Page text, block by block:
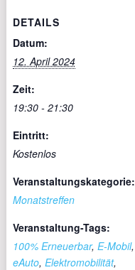
DETAILS
Datum:
12. April 2024
Zeit:
19:30 - 21:30
Eintritt:
Kostenlos
Veranstaltungskategorie:
Monatstreffen
Veranstaltung-Tags:
100% Erneuerbar, E-Mobil,
eAuto, Elektromobilität,